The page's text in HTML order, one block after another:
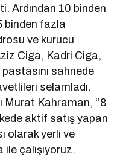
Ardından 10 binden
binden fazla
ve kurucu
Ciga, Kadri Ciga,
sahnede
selamladı.
Kahraman, ‘’8
aktif satış yapan
olarak yerli ve
çalışıyoruz.